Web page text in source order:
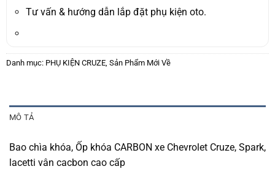
Tư vấn & hướng dẫn lắp đặt phụ kiện oto.
Danh mục: PHỤ KIỆN CRUZE, Sản Phẩm Mới Về
MÔ TẢ
Bao chìa khóa, Ốp khóa CARBON xe Chevrolet Cruze, Spark,
lacetti vân cacbon cao cấp